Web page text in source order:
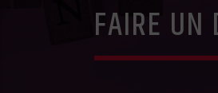
FAIRE UN